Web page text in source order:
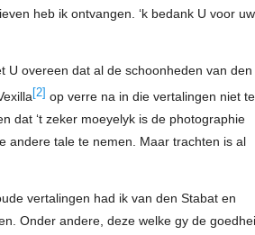
heb ik ontvangen. ‘k bedank U voor
U overeen dat al de schoonheden van den
[2] op verre na in die vertalingen niet te
dat ‘t zeker moeyelyk is de photographie
andere tale te nemen. Maar trachten is al
vertalingen had ik van den Stabat en
Onder andere, deze welke gy de